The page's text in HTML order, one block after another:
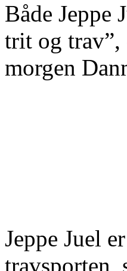
Både Jeppe
trit og trav”,
morgen
Jeppe Juel
travsporten,